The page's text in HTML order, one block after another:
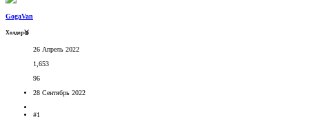
GogaVan
Холдер🥉
26 Апрель 2022
1,653
96
28 Сентябрь 2022
#1